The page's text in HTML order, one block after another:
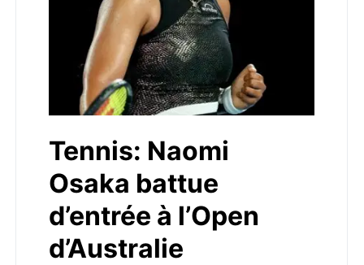
Tennis: Naomi
Osaka battue
d’entrée à l’Open
d’Australie